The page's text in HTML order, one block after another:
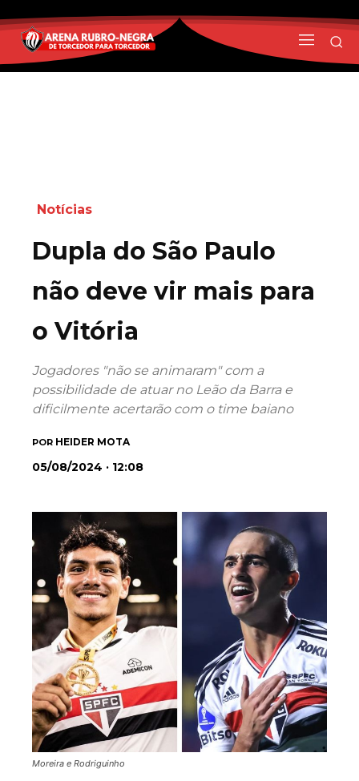
Notícias
Dupla do São Paulo
não deve vir mais para
o Vitória
Jogadores "não se animaram" com a
possibilidade de atuar no Leão da Barra e
dificilmente acertarão com o time baiano
POR HEIDER MOTA
05/08/2024 · 12:08
Moreira e Rodriguinho